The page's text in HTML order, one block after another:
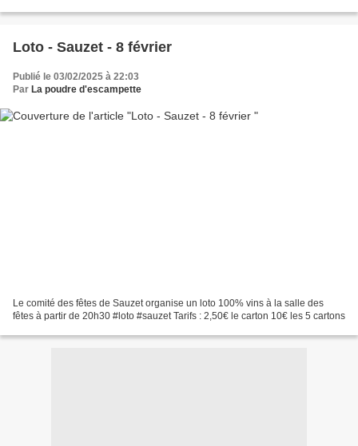
Loto - Sauzet - 8 février
Publié le 03/02/2025 à 22:03
Par La poudre d'escampette
Le comité des fêtes de Sauzet organise un loto 100% vins à la salle des
fêtes à partir de 20h30 #loto #sauzet Tarifs : 2,50€ le carton 10€ les 5 cartons